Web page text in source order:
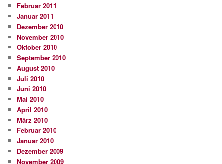
Februar 2011
Januar 2011
Dezember 2010
November 2010
Oktober 2010
September 2010
August 2010
Juli 2010
Juni 2010
Mai 2010
April 2010
März 2010
Februar 2010
Januar 2010
Dezember 2009
November 2009